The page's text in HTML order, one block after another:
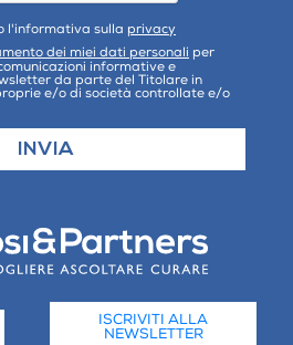
ISCRIVITI ALLA
NEWSLETTER
l'informativa sulla privacy
dei miei dati personali per
informative e
da parte del Titolare in
e/o di società controllate e/o